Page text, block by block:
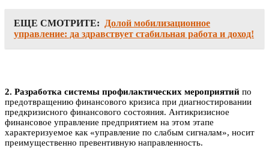
ЕЩЕ СМОТРИТЕ:
Долой мобилизационное
управление: да здравствует стабильная работа и доход!
2. Разработка системы профилактических мероприятий по
предотвращению финансового кризиса при диагностировании
предкризисного финансового состояния. Антикризисное
финансовое управление предприятием на этом этапе
характеризуемое как «управление по слабым сигналам», носит
преимущественно превентивную направленность.